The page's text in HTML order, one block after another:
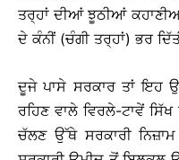
ਤਰ੍ਹਾਂ ਦੀਆਂ ਝੂਠੀਆਂ
ਦੇ ਕੰਨੀਂ (ਚੰਗੀ ਤਰ੍ਹਾਂ) ਭਰ
ਦੂਜੇ ਪਾਸੇ ਸਰਕਾਰ ਤਾਂ ਇਹ
ਰਹਿਣ ਵਾਲੇ ਵਿਰਲੇ-ਟਾਵੇਂ
ਚੱਲਣ ਉੱਥੇ ਸਰਕਾਰੀ